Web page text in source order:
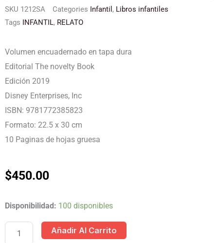
SKU 1212SA Categories Infantil , Libros infantiles
Tags INFANTIL, RELATO
Volumen encuadernado en tapa dura
Editorial The novelty Book
Edición 2019
Disney Enterprises, Inc
ISBN: 9781772385823
Formato: 22.5 x 30 cm
10 Paginas de hojas gruesa
$450.00
Disponibilidad: 100 disponibles
LIBRO
TOY
STORY
Añadir Al Carrito